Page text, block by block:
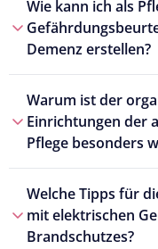
Wie kann ich als
Demenz erstellen?
Warum ist der
Einrichtungen der
Pflege besonders
Welche Tipps für
mit elektrischen
Brandschutzes?